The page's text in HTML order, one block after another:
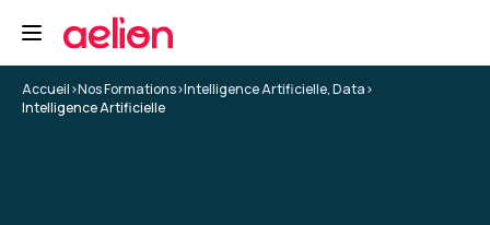
Accueil>Nos Formations>Intelligence Artificielle, Data>
Intelligence Artificielle
Formation : IA générative, état de l'art